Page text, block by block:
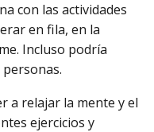
con las actividades
en fila, en la
Incluso podría
a relajar la mente y el
ejercicios y